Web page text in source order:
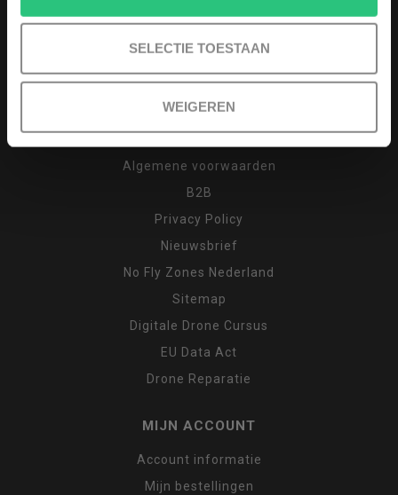
SELECTIE TOESTAAN
WEIGEREN
Garantie en klachten
Inruilen
Algemene voorwaarden
B2B
Privacy Policy
Nieuwsbrief
No Fly Zones Nederland
Sitemap
Digitale Drone Cursus
EU Data Act
Drone Reparatie
MIJN ACCOUNT
Account informatie
Mijn bestellingen